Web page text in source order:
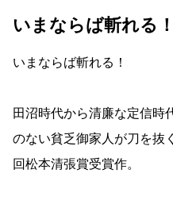
いまならば斬れる！
いまならば斬れる！
田沼時代から清廉な定信時
のない貧乏御家人が刀を抜
回松本清張賞受賞作。